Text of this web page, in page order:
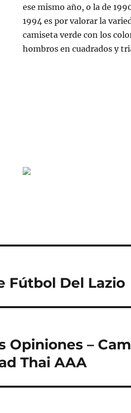
ese mismo año, o la de
1994 es por valorar la
camiseta verde con los
hombros en cuadrados y
Fútbol Del Lazio
Opiniones –
Thai AAA